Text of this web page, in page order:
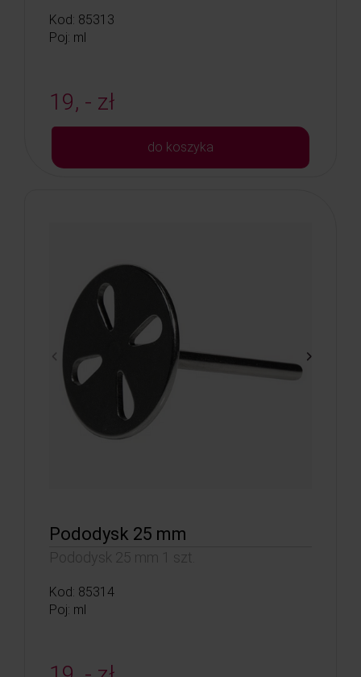
Kod: 85313
Poj: ml
19, - zł
do koszyka
Pododysk 25 mm
Pododysk 25 mm 1 szt.
Kod: 85314
Poj: ml